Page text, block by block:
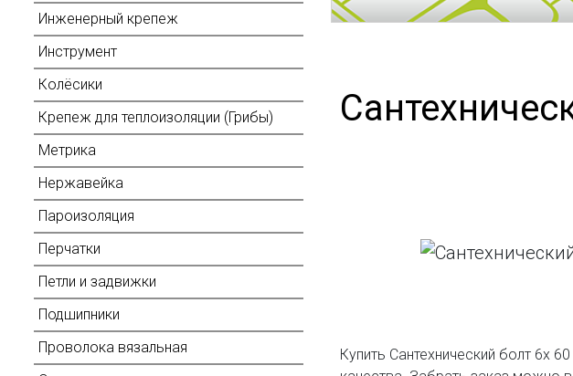
Инженерный крепеж
Инструмент
Колёсики
Крепеж для теплоизоляции (Грибы)
Метрика
Нержавейка
Пароизоляция
Перчатки
Петли и задвижки
Подшипники
Проволока вязальная
Купить Сантехнический болт 6х